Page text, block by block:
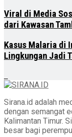
Viral di Media
dari Kawasan
Kasus Malaria di
Lingkungan Jadi
Sirana.id adalah
dengan semangat
Kalimantan Timur.
besar bagi